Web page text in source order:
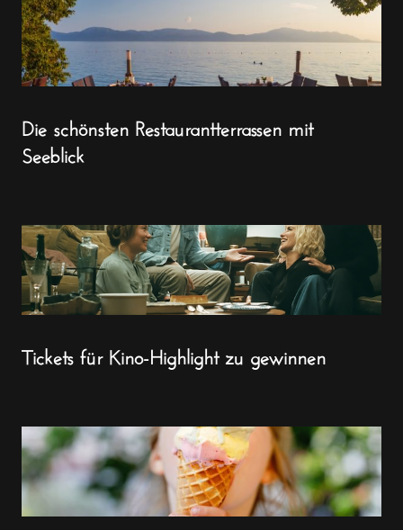
Die schönsten Restaurantterrassen mit
Seeblick
Tickets für Kino-Highlight zu gewinnen